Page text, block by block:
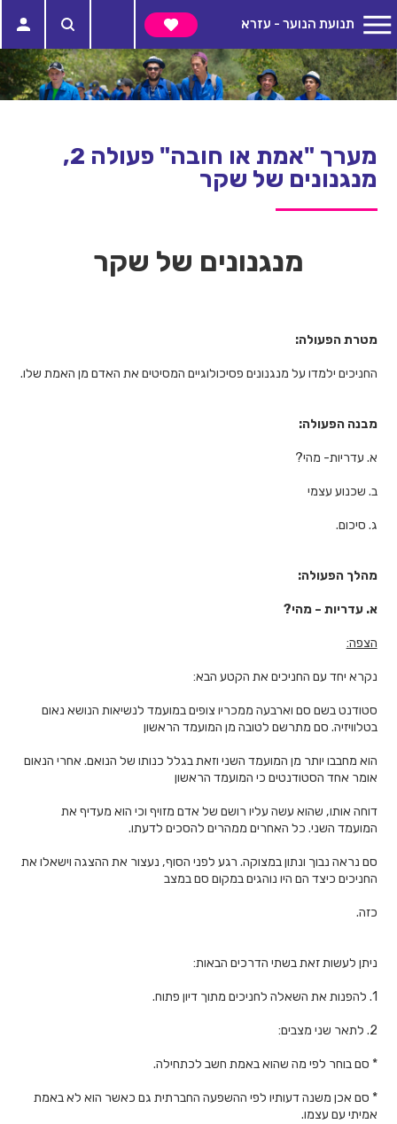
תנועת הנוער - עזרא
מערך "אמת או חובה" פעולה 2,
מנגנונים של שקר
מנגנונים של שקר
מטרת הפעולה:
החניכים ילמדו על מנגנונים פסיכולוגיים המסיטים את האדם מן האמת שלו.
מבנה הפעולה:
א. עדריות- מהי?
ב. שכנוע עצמי
ג. סיכום.
מהלך הפעולה:
א. עדריות – מהי?
הצפה:
נקרא יחד עם החניכים את הקטע הבא:
סטודנט בשם סם וארבעה ממכריו צופים במועמד לנשיאות הנושא נאום
בטלוויזיה. סם מתרשם לטובה מן המועמד הראשון
הוא מחבבו יותר מן המועמד השני וזאת בגלל כנותו של הנואם. אחרי הנאום
אומר אחד הסטודנטים כי המועמד הראשון
דוחה אותו, שהוא עשה עליו רושם של אדם מזויף וכי הוא מעדיף את
המועמד השני. כל האחרים ממהרים להסכים לדעתו.
סם נראה נבוך ונתון במצוקה. רגע לפני הסוף, נעצור את ההצגה וישאלו את
החניכים כיצד הם היו נוהגים במקום סם במצב
כזה.
ניתן לעשות זאת בשתי הדרכים הבאות:
1. להפנות את השאלה לחניכים מתוך דיון פתוח.
2. לתאר שני מצבים:
* סם בוחר לפי מה שהוא באמת חשב לכתחילה.
* סם אכן משנה דעותיו לפי ההשפעה החברתית גם כאשר הוא לא באמת
אמיתי עם עצמו.